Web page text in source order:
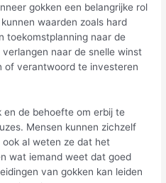
gokken een belangrijke rol
waarden zoals hard
toekomstplanning naar de
naar de snelle winst
of verantwoord te investeren
en de behoefte om erbij te
Mensen kunnen zichzelf
al weten ze dat het
wat iemand weet dat goed
van gokken kan leiden